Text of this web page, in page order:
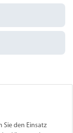
Sie den Einsatz